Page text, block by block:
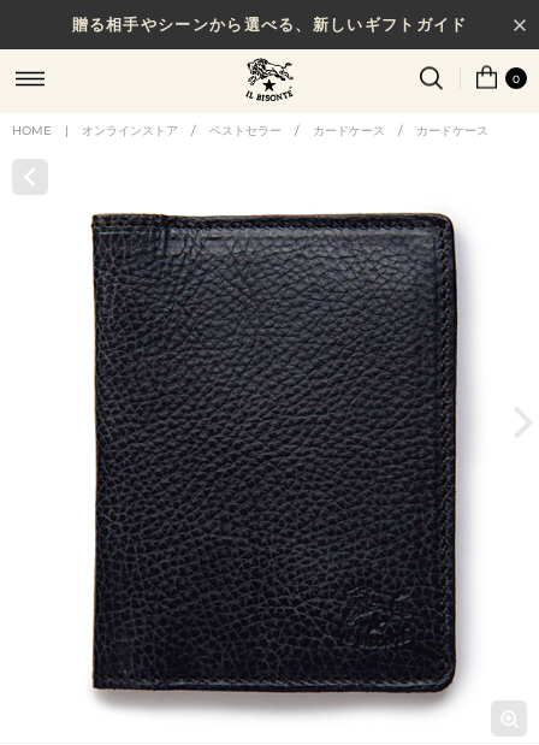
贈る相手やシーンから選べる、新しいギフトガイド
0
HOME | オンラインストア / ベストセラー / カードケース / カードケース